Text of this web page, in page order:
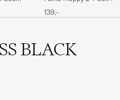
Anthracite Melange
139,-
BLACK